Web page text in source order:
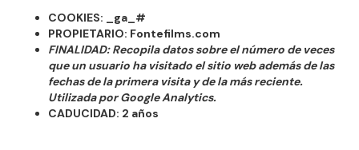
COOKIES: _ga_#
PROPIETARIO: Fontefilms.com
FINALIDAD: Recopila datos sobre el número de veces
que un usuario ha visitado el sitio web además de las
fechas de la primera visita y de la más reciente.
Utilizada por Google Analytics.
CADUCIDAD: 2 años